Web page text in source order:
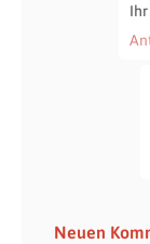
Neuen